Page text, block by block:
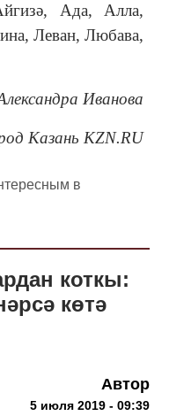
Ада, Алла,
Леван, Любава,
Иванова
Казань KZN.RU
в
коткы:
көтә
Автор
5 июля 2019 - 09:39